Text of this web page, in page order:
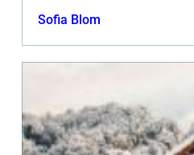
Sofia Blom